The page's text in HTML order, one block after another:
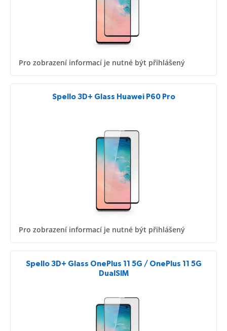
Pro zobrazení informací je nutné být přihlášený
Spello 3D+ Glass Huawei P60 Pro
Pro zobrazení informací je nutné být přihlášený
Spello 3D+ Glass OnePlus 11 5G / OnePlus 11 5G
DualSIM